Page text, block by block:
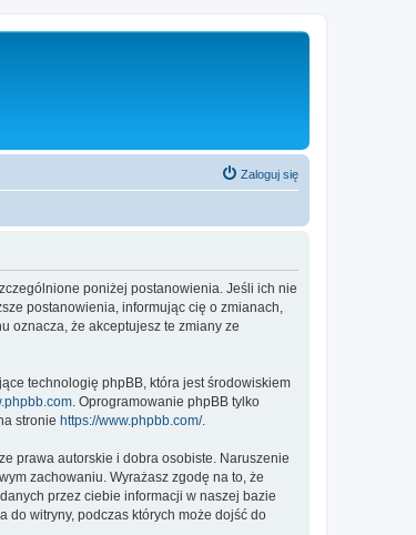
Zaloguj się
poniżej postanowienia. Jeśli ich nie
postanowienia, informując cię o zmianach,
oznacza, że akceptujesz te zmiany ze
technologię phpBB, która jest środowiskiem
. Oprogramowanie phpBB tylko
stronie https://www.phpbb.com/.
prawa autorskie i dobra osobiste. Naruszenie
zachowaniu. Wyrażasz zgodę na to, że
przez ciebie informacji w naszej bazie
do witryny, podczas których może dojść do